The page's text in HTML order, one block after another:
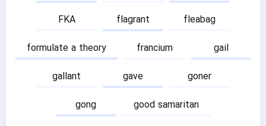
FKA
flagrant
fleabag
formulate a theory
francium
gail
gallant
gave
goner
gong
good samaritan